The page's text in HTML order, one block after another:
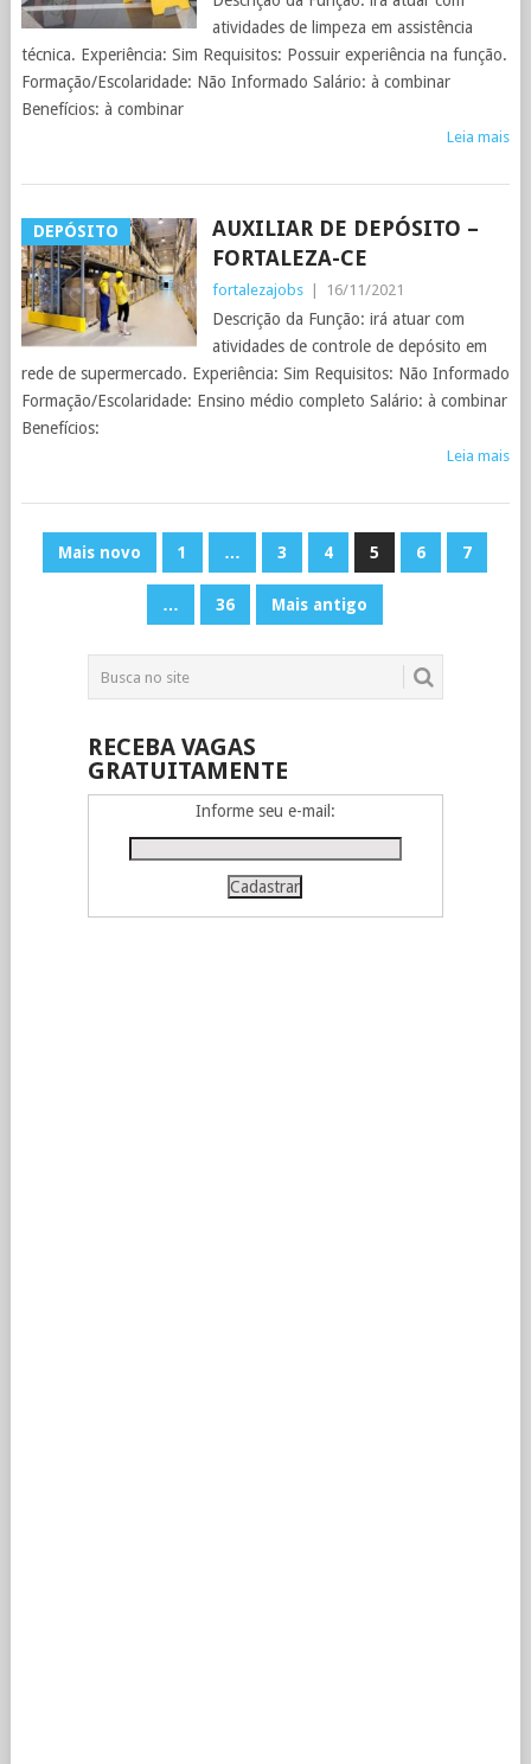
atividades de limpeza em assistência
técnica. Experiência: Sim Requisitos: Possuir experiência na função.
Formação/Escolaridade: Não Informado Salário: à combinar
Benefícios: à combinar
Leia mais
DEPÓSITO
AUXILIAR DE DEPÓSITO –
FORTALEZA-CE
fortalezajobs 16/11/2021
Descrição da Função: irá atuar com
atividades de controle de depósito em
rede de supermercado. Experiência: Sim Requisitos: Não Informado
Formação/Escolaridade: Ensino médio completo Salário: à combinar
Benefícios:
Leia mais
PAGINAÇÃO
Mais novo 1 … 3 4 5 6 7
… 36 Mais antigo
RECEBA VAGAS
GRATUITAMENTE
Informe seu e-mail: